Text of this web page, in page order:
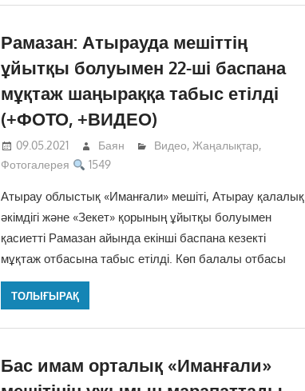
Рамазан: Атырауда мешіттің
ұйытқы болуымен 22-ші баспана
мұқтаж шаңыраққа табыс етілді
(+ФОТО, +ВИДЕО)
09.05.2021 Баян Видео, Жаңалықтар,
Фотогалерея
1549
Атырау облыстық «Иманғали» мешіті, Атырау қалалық
әкімдігі және «Зекет» қорының ұйытқы болуымен
қасиетті Рамазан айында екінші баспана кезекті
мұқтаж отбасына табыс етілді. Көп балалы отбасы
ТОЛЫҒЫРАҚ
Бас имам орталық «Иманғали»